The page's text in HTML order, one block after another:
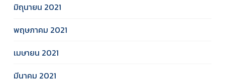
มิถุนายน 2021
พฤษภาคม 2021
เมษายน 2021
มีนาคม 2021